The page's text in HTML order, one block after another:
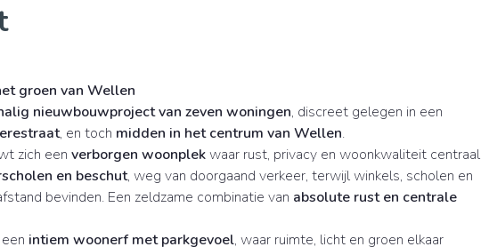
groen van Wellen
nieuwbouwproject van zeven woningen, discreet gelegen in een
, en toch midden in het centrum van Wellen.
zich een verborgen woonplekwaar rust, privacy en woonkwaliteit centraal
en beschut, weg van doorgaand verkeer, terwijl winkels, scholen en
bevinden. Een zeldzame combinatie van absolute rust en centrale
intiem woonerf met parkgevoel, waar ruimte, licht en groen elkaar